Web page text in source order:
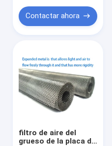
Contactar ahora
filtro de aire del
grueso de la placa de